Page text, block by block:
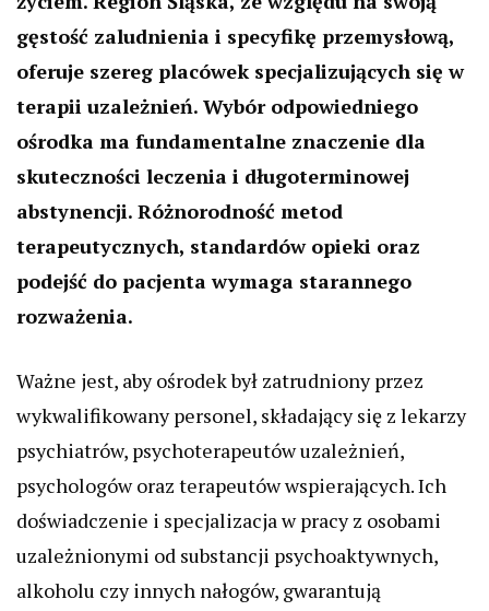
gęstość zaludnienia i specyfikę przemysłową,
oferuje szereg placówek specjalizujących się w
terapii uzależnień. Wybór odpowiedniego
ośrodka ma fundamentalne znaczenie dla
skuteczności leczenia i długoterminowej
abstynencji. Różnorodność metod
terapeutycznych, standardów opieki oraz
podejść do pacjenta wymaga starannego
rozważenia.
Ważne jest, aby ośrodek był zatrudniony przez
wykwalifikowany personel, składający się z lekarzy
psychiatrów, psychoterapeutów uzależnień,
psychologów oraz terapeutów wspierających. Ich
doświadczenie i specjalizacja w pracy z osobami
uzależnionymi od substancji psychoaktywnych,
alkoholu czy innych nałogów, gwarantują